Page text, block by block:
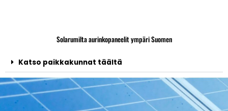
Solarumilta aurinkopaneelit ympäri Suomen
Katso paikkakunnat täältä